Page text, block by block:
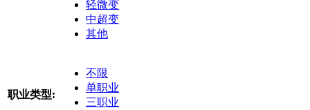
轻微变
中超变
其他
职业类型:
不限
单职业
三职业